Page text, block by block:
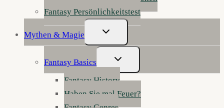
Fantasy Persönlichkeitstest
Mythen & Magie
Untermenü
Umschalten
Fantasy Basics
Untermenü
Umschalten
Fantasy History
Haben Sie mal Feuer?